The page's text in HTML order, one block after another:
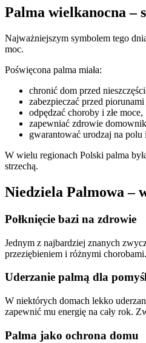
Palma wielkanocna –
Najważniejszym symbolem tego
moc.
Poświęcona palma miała:
chronić dom przed
zabezpieczać przed
odpędzać choroby i złe moce,
zapewniać zdrowie
gwarantować urodzaj na polu
W wielu regionach Polski palma
strzechą.
Niedziela Palmowa –
Połknięcie bazi na zdrowie
Jednym z najbardziej znanych
przeziębieniem i różnymi
Uderzanie palmą dla
W niektórych domach lekko
zapewnić mu energię na cały rok.
Palma jako ochrona domu